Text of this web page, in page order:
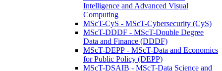
Intelligence and Advanced Visual
Computing
MScT-CyS - MScT-Cybersecurity (CyS)
MScT-DDDF - MScT-Double Degree
Data and Finance (DDDF)
MScT-DEPP - MScT-Data and Economics
for Public Policy (DEPP)
MScT-DSAIB - MScT-Data Science and